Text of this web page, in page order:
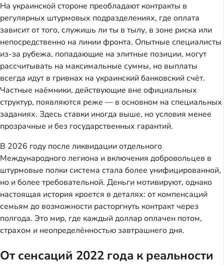
На украинской стороне преобладают контракты в
регулярных штурмовых подразделениях, где оплата
зависит от того, служишь ли ты в тылу, в зоне риска или
непосредственно на линии фронта. Опытные специалисты
из-за рубежа, попадающие на элитные позиции, могут
рассчитывать на максимальные суммы, но выплаты
всегда идут в гривнах на украинский банковский счёт.
Частные наёмники, действующие вне официальных
структур, появляются реже — в основном на специальных
заданиях. Здесь ставки иногда выше, но условия менее
прозрачные и без государственных гарантий.
В 2026 году после ликвидации отдельного
Международного легиона и включения добровольцев в
штурмовые полки система стала более унифицированной,
но и более требовательной. Деньги мотивируют, однако
настоящая история кроется в деталях: от компенсаций
семьям до возможности расторгнуть контракт через
полгода. Это мир, где каждый доллар оплачен потом,
страхом и неопределённостью завтрашнего дня.
От сенсаций 2022 года к реальности